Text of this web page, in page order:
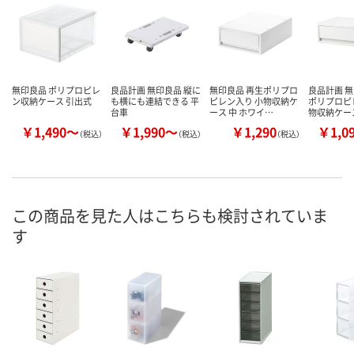
無印良品 ポリプロピレ
ン収納ケース 引出式
￥1,490～（税込）
良品計画 無印良品 縦に
も横にも連結できる 平
台車
￥1,990～（税込）
無印良品 再生ポリプロ
ピレン入り 小物収納ケ
ース 中 ホワイ…
￥1,290（税込）
良品計画
ポリプロ
物収納ケー
￥
この商品を見た人はこちらも検討されていま
す